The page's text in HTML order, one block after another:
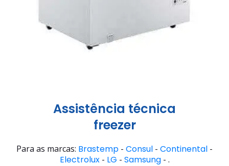
Assistência técnica
freezer
Para as marcas: Brastemp - Consul - Continental -
Electrolux- LG - Samsung- .